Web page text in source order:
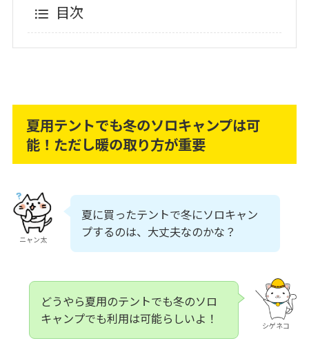
目次
夏用テントでも冬のソロキャンプは可
能！ただし暖の取り方が重要
ニャン太
夏に買ったテントで冬にソロキャン
プするのは、大丈夫なのかな？
シゲネコ
どうやら夏用のテントでも冬のソロ
キャンプでも利用は可能らしいよ！